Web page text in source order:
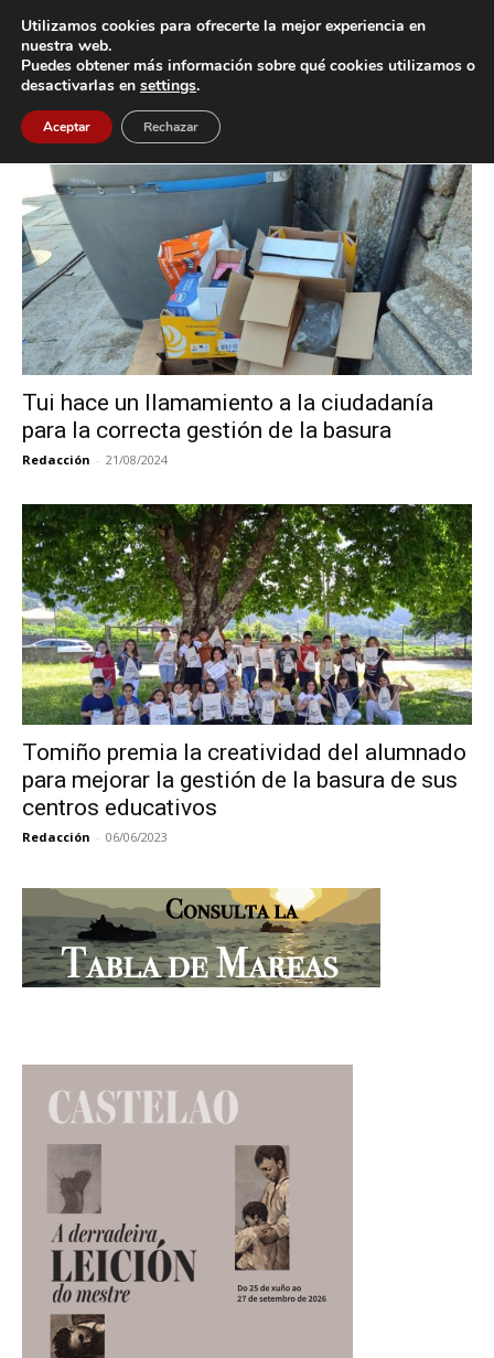
Inicio Etiquetas Gestión de la basura
Etiqueta: gestión de la basura
Tui hace un llamamiento a la ciudadanía
para la correcta gestión de la basura
Redacción - 21/08/2024
Tomiño premia la creatividad del alumnado
para mejorar la gestión de la basura de sus
centros educativos
Redacción - 06/06/2023
Utilizamos cookies para ofrecerte la mejor experiencia en
nuestra web.
Puedes obtener más información sobre qué cookies utilizamos o
desactivarlas en settings.
Aceptar Rechazar